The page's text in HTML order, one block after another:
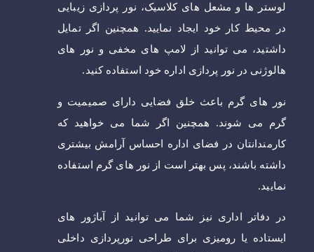
لوستر ها و مشعل های کلاسیک، نور پردازی زیبایی
در محیط کار خود ایجاد نمایید. همچنین اگر تمایل
داشتید، می توانید از لامپ های مخفی و نور های
هالوژنی در نور پردازی اداره خود استفاده کنید.
نور های گرم باعث خلق فضایی دارای صمیمیت و
گرم می شوند. همچنین اگر شما می خواهید که
کارمندانتان در فضای اداره احساس آرامش بیشتری
داشته باشند، پس بهتر است از نور های گرم استفاده
نمایید.
در دفاتر اداری نیز شما می توانید از آباژور های
ایستاده یا رومیزی برای طراحی نورپردازی داخلی